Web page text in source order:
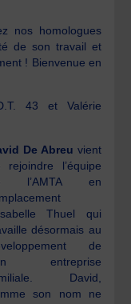
nos homologues
de son travail et
! Bienvenue en
43 et Valérie
De Abreu vient
rejoindre l’équipe
l’AMTA en
Thuel qui
désormais au
de
entreprise
David,
son nom ne